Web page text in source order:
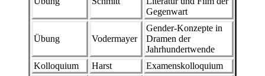
Gegenwart
Übung Vodermayer
Gender-Konzepte in
Dramen der
Jahrhundertwende
Kolloquium
Harst Examenskolloquium